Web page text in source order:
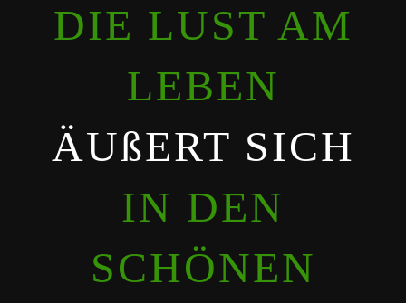
DIE LUST AM
LEBEN
ÄUßERT SICH
IN DEN
SCHÖNEN